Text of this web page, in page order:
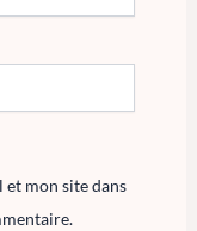
mon site dans